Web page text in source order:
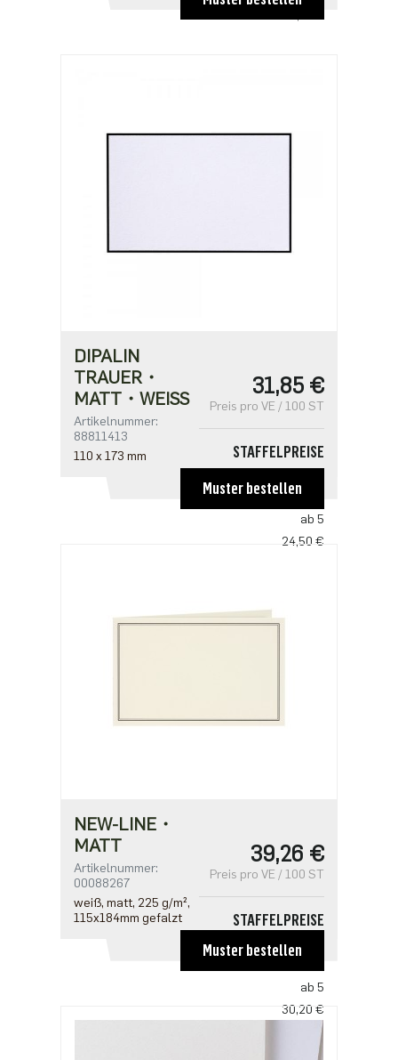
DIPALIN
TRAUER・
MATT・WEISS
Artikelnummer:
88811413
110 x 173 mm
31,85 €
Preis pro VE / 100 ST
STAFFELPREISE
31,85 €
ab 5
24,50 €
Muster bestellen
NEW-LINE・
MATT
Artikelnummer:
00088267
weiß, matt, 225 g/m²,
115x184mm gefalzt
39,26 €
Preis pro VE / 100 ST
STAFFELPREISE
ab 5
30,20 €
Muster bestellen